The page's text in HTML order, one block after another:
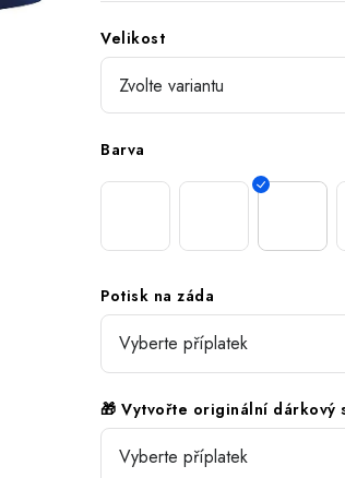
Velikost
Barva
Potisk na záda
🎁 Vytvořte originální dárkový